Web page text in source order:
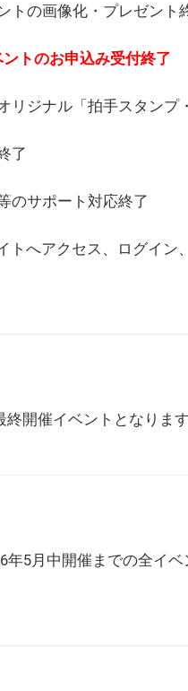
トの画像化・プレゼント
トのお申込み受付終了
リジナル「拍手スタンプ
了
のサポート対応終了
トへアクセス、ログイ
開催イベントとなります
5月中開催までの全イベ